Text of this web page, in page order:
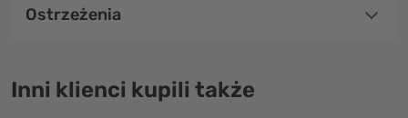
Ostrzeżenia
Inni klienci kupili także